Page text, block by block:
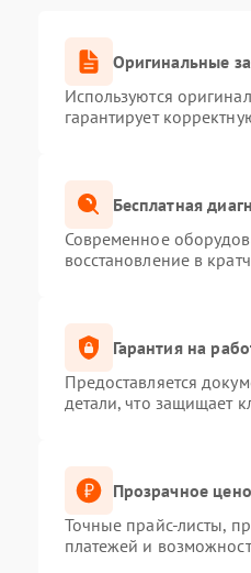
Оригинальные
Используются
гарантирует
Бесплатная
Современное
восстановление в
Гарантия на
Предоставляется
детали, что защищает
Прозрачное
Точные прайс-листы,
платежей и